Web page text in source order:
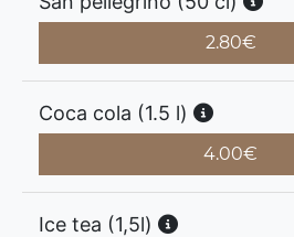
2.80€
Coca cola (1.5 l)
4.00€
Ice tea (1,5l)